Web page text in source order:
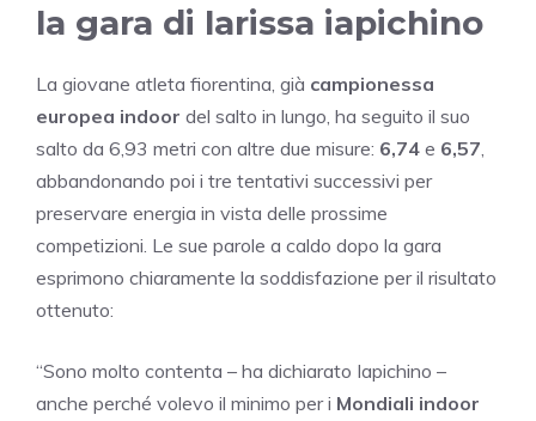
la gara di larissa iapichino
La giovane atleta fiorentina, già campionessa
europea indoor del salto in lungo, ha seguito il suo
salto da 6,93 metri con altre due misure: 6,74 e 6,57
abbandonando poi i tre tentativi successivi per
preservare energia in vista delle prossime
competizioni. Le sue parole a caldo dopo la gara
esprimono chiaramente la soddisfazione per il risultato
ottenuto:
“Sono molto contenta – ha dichiarato Iapichino –
anche perché volevo il minimo per i Mondiali indoor